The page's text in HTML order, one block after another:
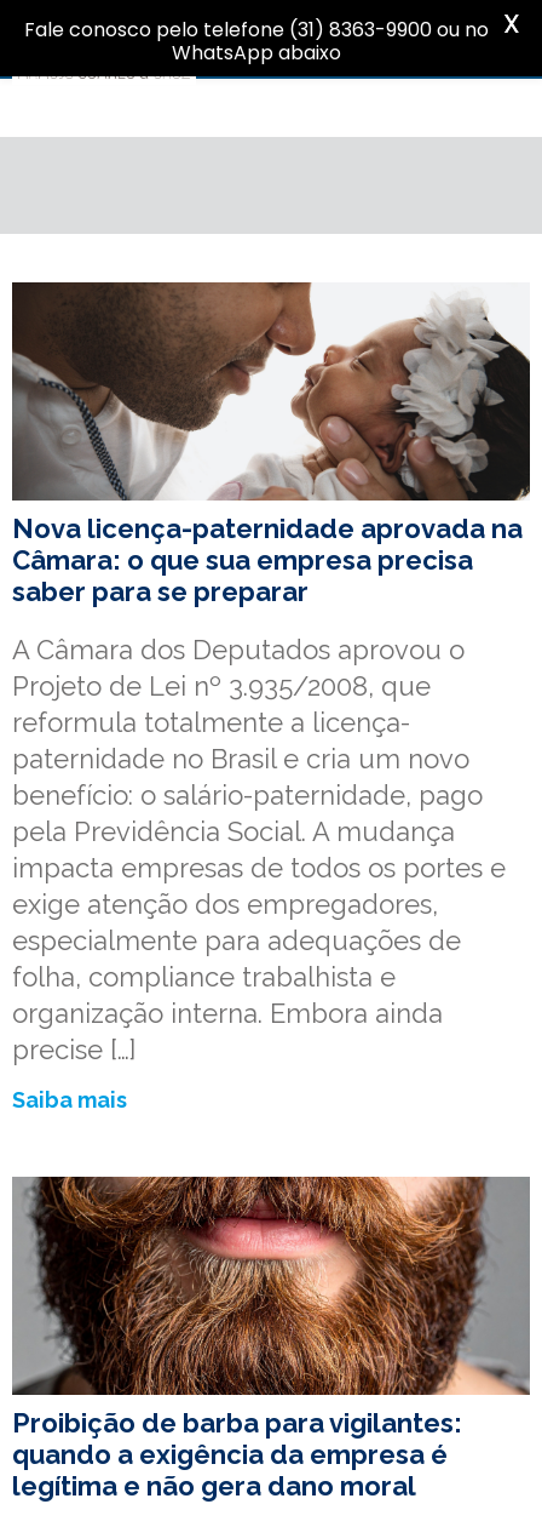
Nova licença-paternidade aprovada na
Câmara: o que sua empresa precisa
saber para se preparar
A Câmara dos Deputados aprovou o
Projeto de Lei nº 3.935/2008, que
reformula totalmente a licença-
paternidade no Brasil e cria um novo
benefício: o salário-paternidade, pago
pela Previdência Social. A mudança
impacta empresas de todos os portes e
exige atenção dos empregadores,
especialmente para adequações de
folha, compliance trabalhista e
organização interna. Embora ainda
precise […]
Saiba mais
Proibição de barba para vigilantes:
quando a exigência da empresa é
legítima e não gera dano moral
Fale conosco pelo telefone (31) 8363-9900 ou no
WhatsApp abaixo
X